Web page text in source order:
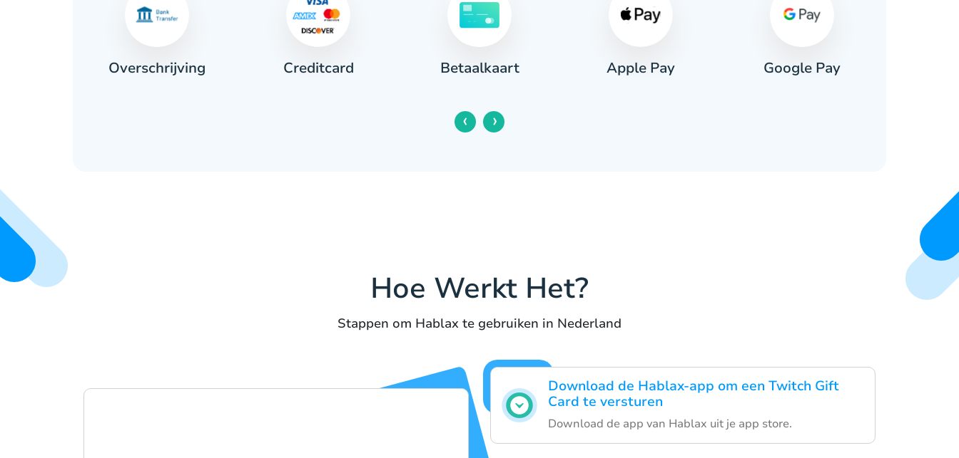
Overschrijving Creditcard Betaalkaart Apple Pay Google Pay
‹ ›
Hoe Werkt Het?
Stappen om Hablax te gebruiken in Nederland
Download de Hablax-app om een Twitch Gift
Card te versturen
Download de app van Hablax uit je app store.